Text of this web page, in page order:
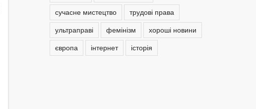
сучасне мистецтво
трудові права
ультраправі
фемінізм
хороші новини
європа
інтернет історія